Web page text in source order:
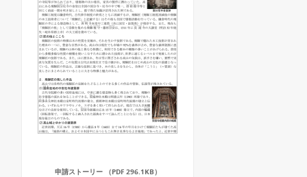
申請ストーリー （PDF 296.1KB）